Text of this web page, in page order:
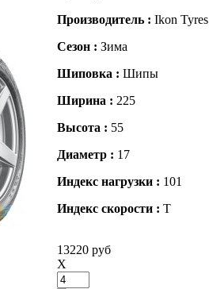
Производитель : Ikon Tyres
Сезон : Зима
Шиповка : Шипы
Ширина : 225
Высота : 55
Диаметр : 17
Индекс нагрузки : 101
Индекс скорости : T
13220 руб
X